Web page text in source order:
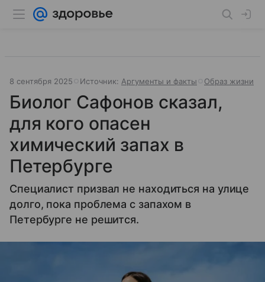
8 сентября 2025 Источник: Аргументы и факты Образ жизни
Биолог Сафонов сказал,
для кого опасен
химический запах в
Петербурге
Специалист призвал не находиться на улице
долго, пока проблема с запахом в
Петербурге не решится.